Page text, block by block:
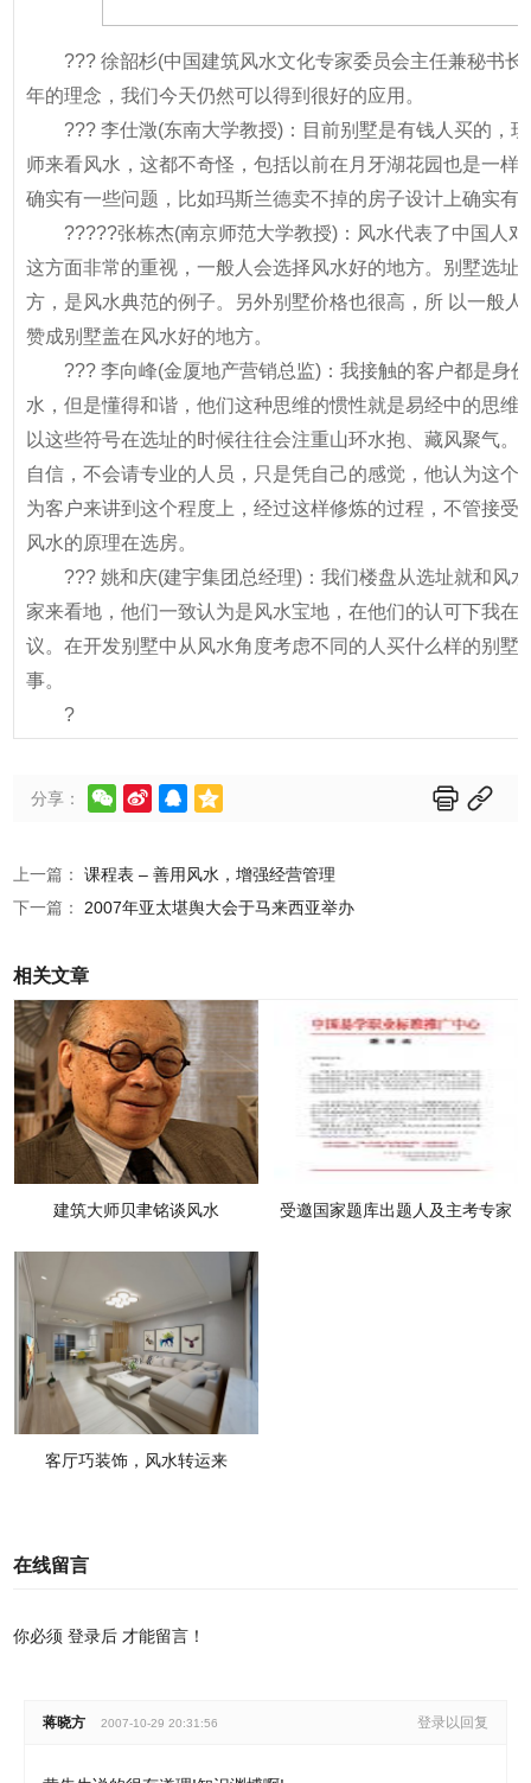
??? 徐韶杉(中国建筑风水文化专家委员会主任兼秘书
年的理念，我们今天仍然可以得到很好的应用。
??? 李仕澂(东南大学教授)：目前别墅是有钱人买的，
师来看风水，这都不奇怪，包括以前在月牙湖花园也是一样
确实有一些问题，比如玛斯兰德卖不掉的房子设计上确实有
?????张栋杰(南京师范大学教授)：风水代表了中国人
这方面非常的重视，一般人会选择风水好的地方。别墅选址
方，是风水典范的例子。另外别墅价格也很高，所 以一般
赞成别墅盖在风水好的地方。
??? 李向峰(金厦地产营销总监)：我接触的客户都是身
水，但是懂得和谐，他们这种思维的惯性就是易经中的思维
以这些符号在选址的时候往往会注重山环水抱、藏风聚气。
自信，不会请专业的人员，只是凭自己的感觉，他认为这个
为客户来讲到这个程度上，经过这样修炼的过程，不管接受
风水的原理在选房。
??? 姚和庆(建宇集团总经理)：我们楼盘从选址就和风
家来看地，他们一致认为是风水宝地，在他们的认可下我在
议。在开发别墅中从风水角度考虑不同的人买什么样的别墅
事。
?
分享：      
上一篇：课程表 – 善用风水，增强经营管理
下一篇： 2007年亚太堪舆大会于马来西亚举办
相关文章
建筑大师贝聿铭谈风水 受邀国家题库出题人及主考专家
客厅巧装饰，风水转运来
在线留言
你必须登录后 才能留言！
蒋晓方 2007-10-29 20:31:56 登录以回复